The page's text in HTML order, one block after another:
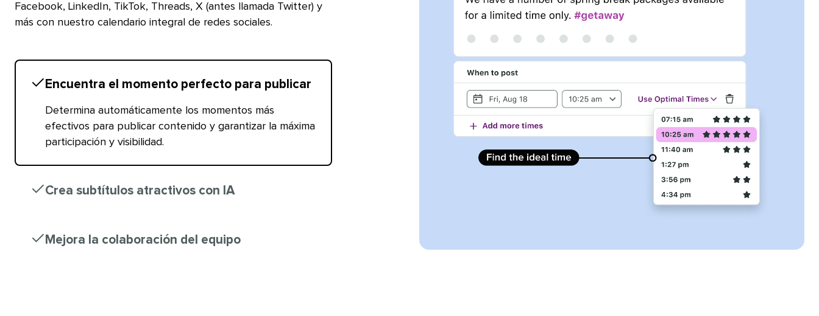
Facebook, LinkedIn, TikTok, Threads, X (antes llamada Twitter) y
más con nuestro calendario integral de redes sociales.​​
Encuentra el momento perfecto para publicar​​
Determina automáticamente los momentos más
efectivos para publicar contenido y garantizar la máxima
participación y visibilidad.​​
Crea subtítulos atractivos con IA​​
Mejora la colaboración del equipo​​